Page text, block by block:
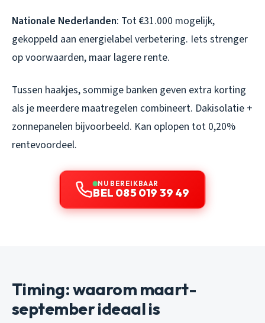
Nationale Nederlanden: Tot €31.000 mogelijk,
gekoppeld aan energielabel verbetering. Iets strenger
op voorwaarden, maar lagere rente.
Tussen haakjes, sommige banken geven extra korting
als je meerdere maatregelen combineert. Dakisolatie +
zonnepanelen bijvoorbeeld. Kan oplopen tot 0,20%
rentevoordeel.
NU BEREIKBAAR
BEL 085 019 39 49
Timing: waarom maart-
september ideaal is